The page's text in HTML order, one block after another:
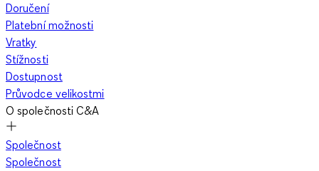
Doručení
Platební možnosti
Vratky
Stížnosti
Dostupnost
Průvodce velikostmi
O společnosti C&A
Společnost
Společnost